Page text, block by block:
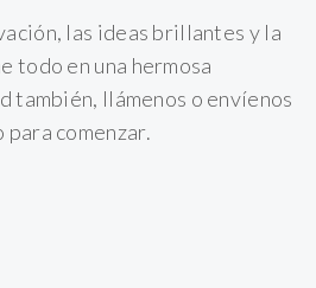
las ideas brillantes y la
todo en una hermosa
también, llámenos o envíenos
comenzar.